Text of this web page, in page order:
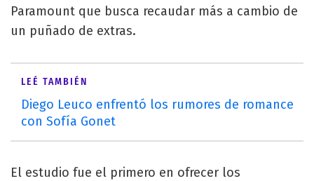
Paramount que busca recaudar más a cambio de
un puñado de extras.
LEÉ TAMBIÉN
Diego Leuco enfrentó los rumores de romance
con Sofía Gonet
El estudio fue el primero en ofrecer los